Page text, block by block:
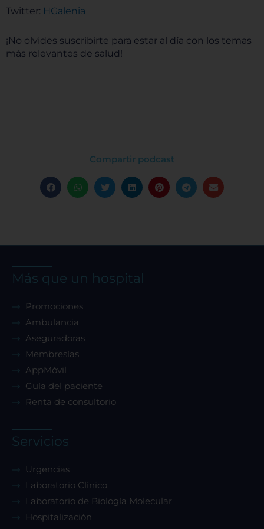
Twitter: ⁠⁠⁠⁠⁠⁠⁠⁠⁠ HGalenia⁠⁠⁠⁠⁠⁠⁠⁠⁠
¡No olvides suscribirte para estar al día con los temas
más relevantes de salud!
Compartir podcast
Más que un hospital
Promociones
Ambulancia
Aseguradoras
Membresías
AppMóvil
Guía del paciente
Renta de consultorio
Servicios
Urgencias
Laboratorio Clínico
Laboratorio de Biología Molecular
Hospitalización